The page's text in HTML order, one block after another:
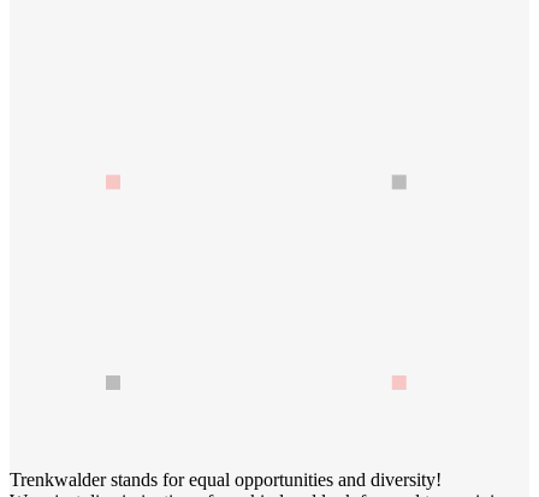
Trenkwalder stands for equal opportunities and diversity!